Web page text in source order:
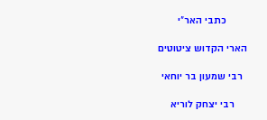
כתבי האר”י
הארי הקדוש ציטוטים
רבי שמעון בר יוחאי
רבי יצחק לוריא